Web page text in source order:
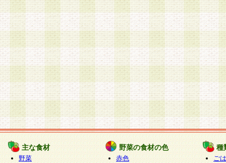
主な食材
野菜
野菜の食材の色
赤色
種
ご